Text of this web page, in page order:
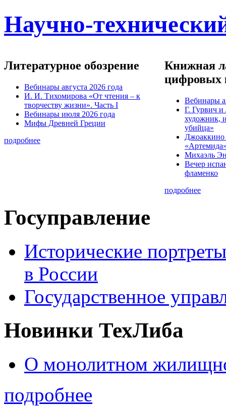
Научно-
Литературное обозрение
Вебинары августа 2026 года
И. И. Тихомирова «От чтения – к
творчеству жизни». Часть I
Вебинары июля 2026 года
Мифы Древней Греции
подробнее
Книжная
цифровых
Вебинары
Г. Гурвич
художник,
убийца»
Михаэль
Вечер
фламенко
подробнее
Госуправление
Исторические
в России
Государственное
Новинки ТехЛиба
О монолитном
подробнее